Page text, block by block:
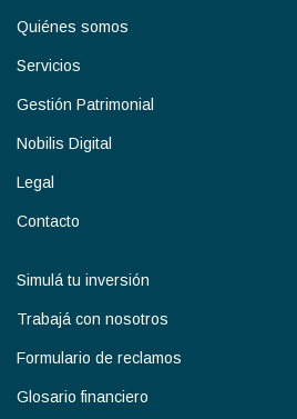
Quiénes somos
Servicios
Gestión Patrimonial
Nobilis Digital
Legal
Contacto
Simulá tu inversión
Trabajá con nosotros
Formulario de reclamos
Glosario financiero